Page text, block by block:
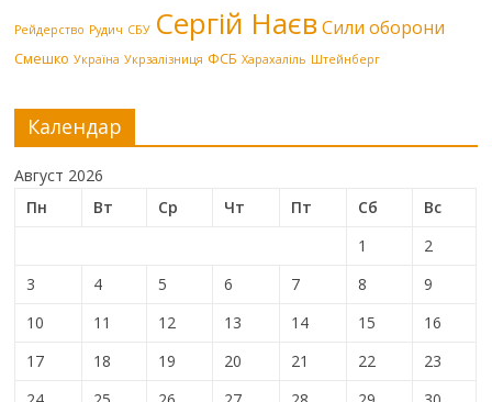
Рейдерство Рудич СБУ Сергій Наєв Сили оборони
Смешко Україна Укрзалізниця ФСБ Харахаліль Штейнберг
Календар
Август 2026
Пн
Вт Ср Чт Пт Сб
Вс
1
2
3
4 5 6 7 8
9
10
11 12 13 14 15
16
17
18 19 20 21 22
23